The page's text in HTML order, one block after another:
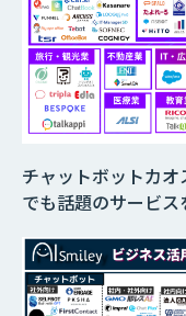
チャットボットカ
でも話題のサービス